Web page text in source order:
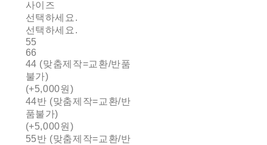
사이즈
선택하세요.
선택하세요.
55
66
44 (맞춤제작=교환/반품
불가)
(+5,000원)
44반 (맞춤제작=교환/반
품불가)
(+5,000원)
55반 (맞춤제작=교환/반